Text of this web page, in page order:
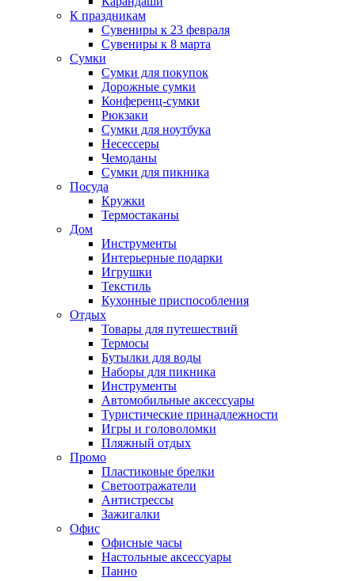
К праздникам
Сувениры к 23 февраля
Сувениры к 8 марта
Сумки
Сумки для покупок
Дорожные сумки
Конференц-сумки
Рюкзаки
Сумки для ноутбука
Несессеры
Чемоданы
Сумки для пикника
Посуда
Кружки
Термостаканы
Дом
Инструменты
Интерьерные подарки
Игрушки
Текстиль
Кухонные приспособления
Отдых
Товары для путешествий
Термосы
Бутылки для воды
Наборы для пикника
Инструменты
Автомобильные аксессуары
Туристические принадлежности
Игры и головоломки
Пляжный отдых
Промо
Пластиковые брелки
Светоотражатели
Антистрессы
Зажигалки
Офис
Офисные часы
Настольные аксессуары
Панно